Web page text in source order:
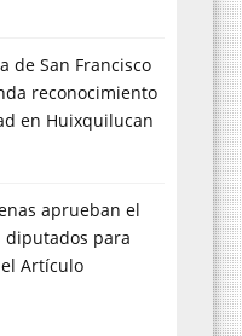
de San Francisco
reconocimiento
en Huixquilucan
aprueban el
diputados para
Artículo